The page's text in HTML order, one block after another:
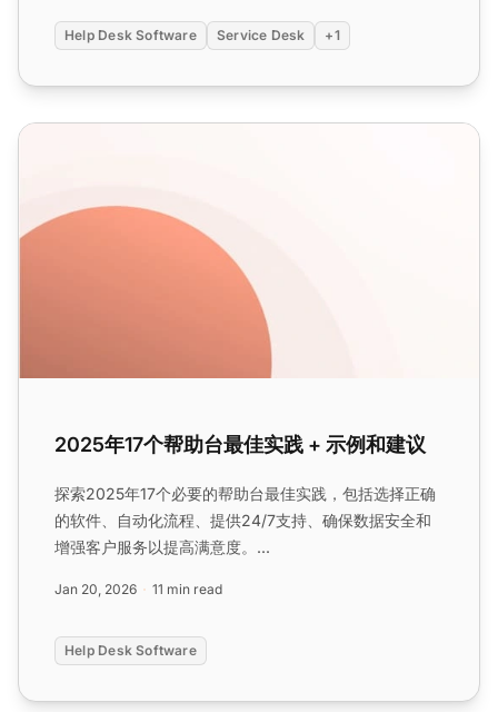
Help Desk Software Service Desk +1
2025年17个帮助台最佳实践 + 示例和建议
2025年17个帮助台最佳实践 + 示例和建议
探索2025年17个必要的帮助台最佳实践，包括选择正确
的软件、自动化流程、提供24/7支持、确保数据安全和
增强客户服务以提高满意度。...
Jan 20, 2026 11 min read
Help Desk Software